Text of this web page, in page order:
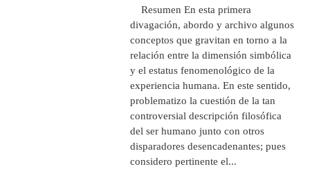
Resumen En esta primera
divagación, abordo y archivo algunos
conceptos que gravitan en torno a la
relación entre la dimensión simbólica
y el estatus fenomenológico de la
experiencia humana. En este sentido,
problematizo la cuestión de la tan
controversial descripción filosófica
del ser humano junto con otros
disparadores desencadenantes; pues
considero pertinente el...